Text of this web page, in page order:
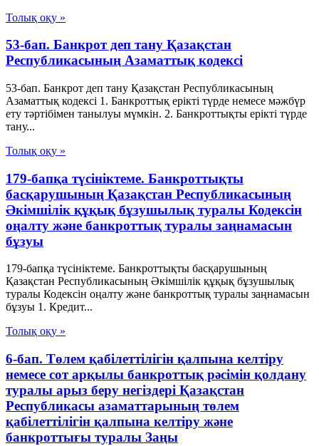
Толық оқу »
53-бап. Банкрот деп тану Қазақстан
Республикасының Азаматтық кодексi
53-бап. Банкрот деп тану Қазақстан Республикасының
Азаматтық кодексi 1. Банкроттық ерiктi түрде немесе мәжбүр
ету тәртiбiмен танылуы мүмкiн. 2. Банкроттықты ерiктi түрде
тану...
Толық оқу »
179-бапқа түсініктеме. Банкроттықты
басқарушының Қазақстан Республикасының
Әкімшілік құқық бұзушылық туралы Кодексін
оңалту және банкроттық туралы заңнамасын
бұзуы
179-бапқа түсініктеме. Банкроттықты басқарушының
Қазақстан Республикасының Әкімшілік құқық бұзушылық
туралы Кодексін оңалту және банкроттық туралы заңнамасын
бұзуы 1. Кредит...
Толық оқу »
6-бап. Төлем қабілеттілігін қалпына келтіру
немесе сот арқылы банкроттық рәсімін қолдану
туралы арыз беру негіздері Қазақстан
Республикасы азаматтарының төлем
қабілеттілігін қалпына келтіру және
банкроттығы туралы Заңы